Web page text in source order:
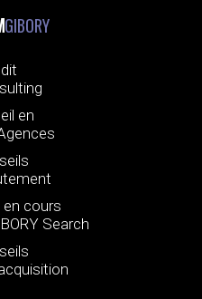
GIBORY
en
cours
Search